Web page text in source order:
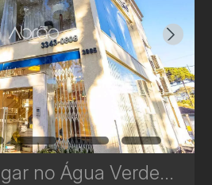
Loja para Alugar no Água Verde - Curitiba. Espaço Amplo com 6 Salas e 4 Banheiros com vagas de estacionamento - 250 m² | Ref 289